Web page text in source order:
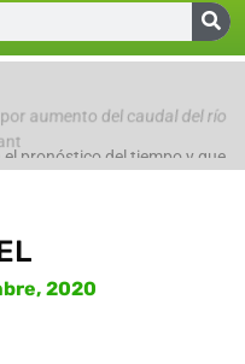
pronóstico del tiempo y que
aumento del caudal del río
2020